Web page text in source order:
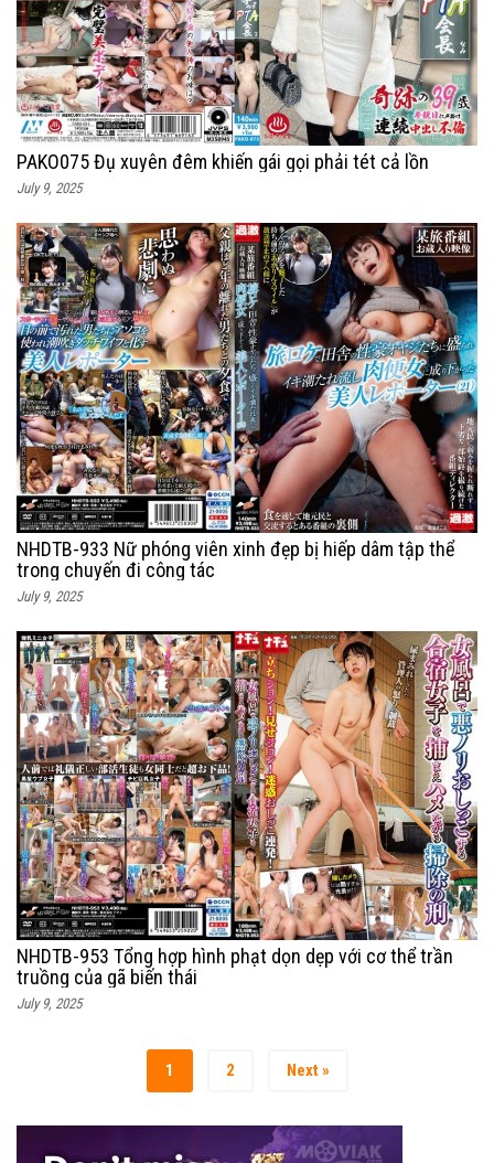
PAKO075 Đụ xuyên đêm khiến gái gọi phải tét cả lồn
July 9, 2025
NHDTB-933 Nữ phóng viên xinh đẹp bị hiếp dâm tập thể
trong chuyến đi công tác
July 9, 2025
NHDTB-953 Tổng hợp hình phạt dọn dẹp với cơ thể trần
truồng của gã biến thái
July 9, 2025
1 2 Next »